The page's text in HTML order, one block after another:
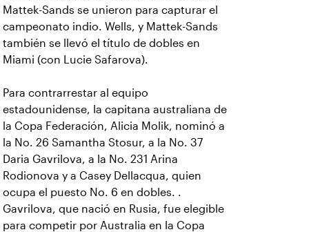
Mattek-Sands se unieron para capturar el
campeonato indio. Wells, y Mattek-Sands
también se llevó el título de dobles en
Miami (con Lucie Safarova).
Para contrarrestar al equipo
estadounidense, la capitana australiana de
la Copa Federación, Alicia Molik, nominó a
la No. 26 Samantha Stosur, a la No. 37
Daria Gavrilova, a la No. 231 Arina
Rodionova y a Casey Dellacqua, quien
ocupa el puesto No. 6 en dobles. .
Gavrilova, que nació en Rusia, fue elegible
para competir por Australia en la Copa